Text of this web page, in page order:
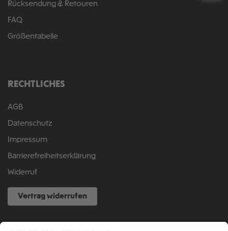
Rücksendung & Retouren
FAQ
Größentabelle
RECHTLICHES
AGB
Datenschutz
Impressum
Barrierefreiheitserklärung
Widerruf
Vertrag widerrufen